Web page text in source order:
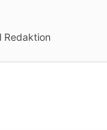
Redaktion